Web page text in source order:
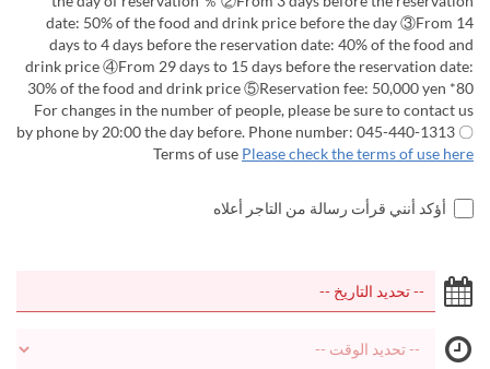
date: 50% of the food and drink price before the day ③From 14
days to 4 days before the reservation date: 40% of the food and
drink price ④From 29 days to 15 days before the reservation date:
30% of the food and drink price ⑤Reservation fee: 50,000 yen *80
For changes in the number of people, please be sure to contact us
by phone by 20:00 the day before. Phone number: 045-440-1313 〇
Terms of use Please check the terms of use here
أؤكد أنني قرأت رسالة من التاجر أعلاه